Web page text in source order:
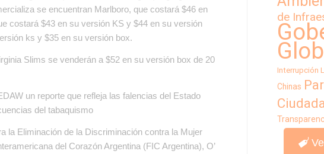
se encuentran Marlboro, que costará $46 en
costará $43 en su versión KS y $44 en su versión
ks y $35 en su versión box.
Slims se venderán a $52 en su versión box de 20
un reporte que refleja las falencias del Estado
del tabaquismo
la Eliminación de la Discriminación contra la Mujer
del Corazón Argentina (FIC Argentina), O’
de
Interrupción
Chinas